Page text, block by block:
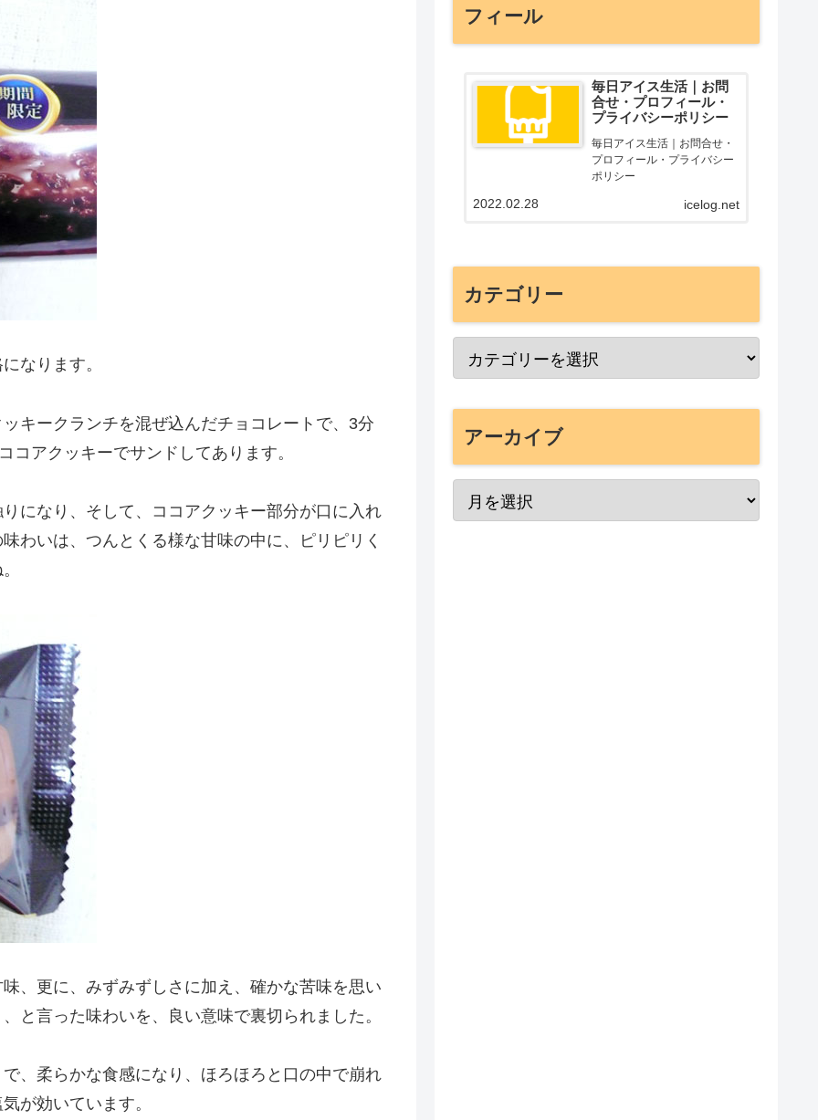
なります。
キークランチを混ぜ込んだチョコレートで、3分
アクッキーでサンドしてあります。
になり、そして、ココアクッキー部分が口に入れ
わいは、つんとくる様な甘味の中に、ピリピリく
、更に、みずみずしさに加え、確かな苦味を思い
と言った味わいを、良い意味で裏切られました。
、柔らかな食感になり、ほろほろと口の中で崩れ
が効いています。
フィール
毎日アイス生活｜お問
合せ・プロフィール・
プライバシーポリシー
毎日アイス生活｜お問合せ・
プロフィール・プライバシー
ポリシー
icelog.net
2022.02.28
カテゴリー
アーカイブ